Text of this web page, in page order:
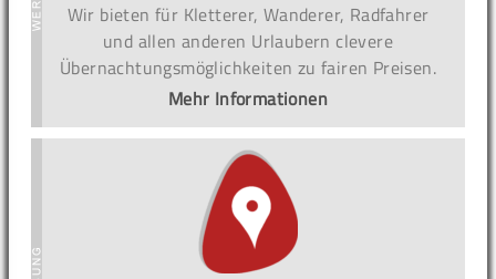
Wir bieten für Kletterer, Wanderer, Radfahrer
und allen anderen Urlaubern clevere
Übernachtungsmöglichkeiten zu fairen Preisen.
Mehr Informationen